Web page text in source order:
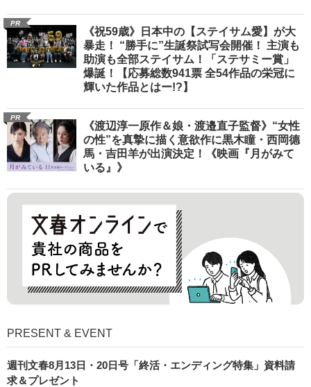
PR
《祝59歳》日本中の【ステイサム愛】が大
暴走！ “勝手に”生誕祭試写会開催！ 主演も
助演も全部ステイサム！「ステサミー賞」
爆誕！【応募総数941票 全54作品の栄冠に
輝いた作品とはー!?】
PR
《渡辺淳一原作＆娘・渡邉直子監督》“女性
の性”を真摯に描く意欲作に黒木瞳・西岡德
馬・吉田羊が出演決定！《映画『月がみて
いる』》
PRESENT & EVENT
週刊文春8月13日・20日号「終活・エンディング特集」資料請
求＆プレゼント